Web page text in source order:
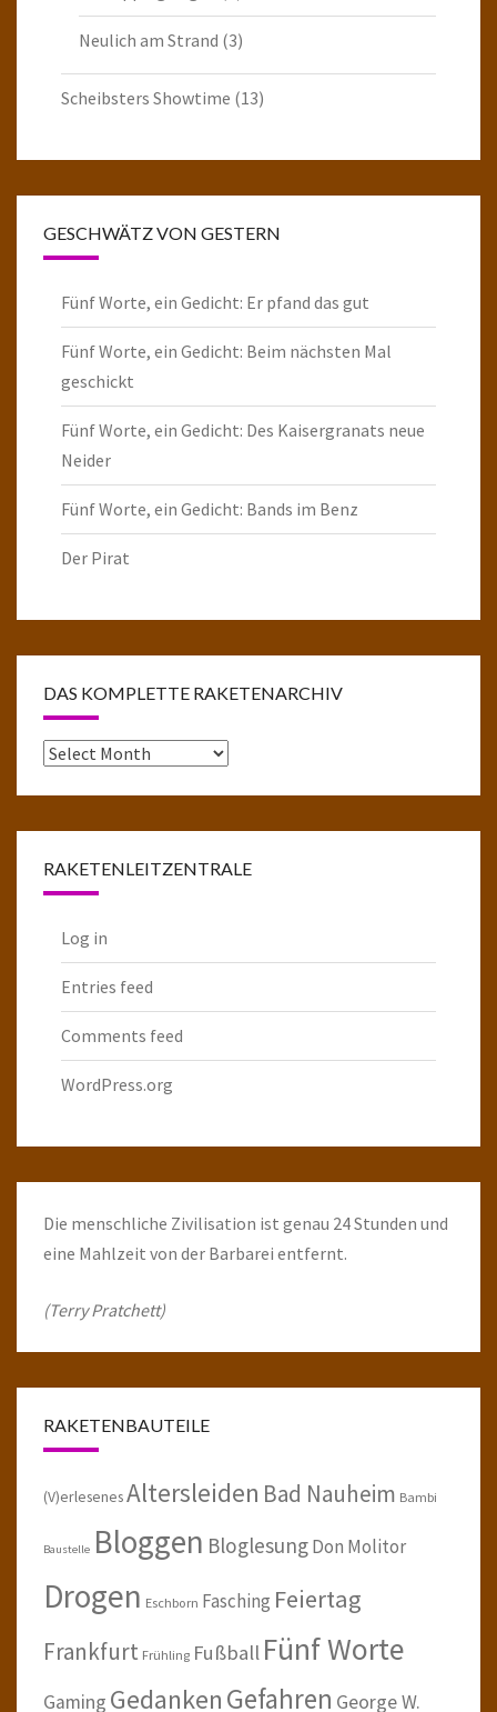
Neulich am Strand (3)
Scheibsters Showtime (13)
GESCHWÄTZ VON GESTERN
Fünf Worte, ein Gedicht: Er pfand das gut
Fünf Worte, ein Gedicht: Beim nächsten Mal
geschickt
Fünf Worte, ein Gedicht: Des Kaisergranats neue
Neider
Fünf Worte, ein Gedicht: Bands im Benz
Der Pirat
DAS KOMPLETTE RAKETENARCHIV
Das
RAKETENLEITZENTRALE
Log in
Entries feed
Comments feed
WordPress.org
Die menschliche Zivilisation ist genau 24 Stunden und
eine Mahlzeit von der Barbarei entfernt.
(Terry Pratchett)
RAKETENBAUTEILE
(V)erlesenesAltersleiden Bad Nauheim Bambi
Baustelle Bloggen BloglesungDon Molitor
Drogen Eschborn Fasching Feiertag
Frankfurt Frühling Fußball Fünf Worte
Gaming GedankenGefahren George W.